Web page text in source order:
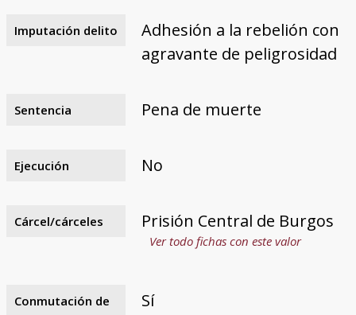
Imputación delito
Adhesión a la rebelión con
agravante de peligrosidad
Sentencia Pena de muerte
Ejecución No
Cárcel/cárceles Prisión Central de Burgos
Ver todo fichas con este valor
Conmutación de
Sí